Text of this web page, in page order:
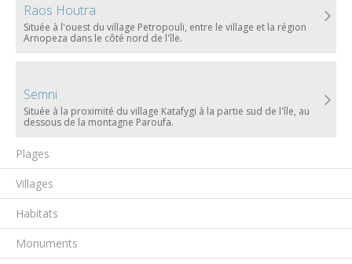
Raos Houtra
Située à l'ouest du village Petropouli, entre le village et la région
Arnopeza dans le côté nord de l'île.
Semni
Située à la proximité du village Katafygi à la partie sud de l'île, au
dessous de la montagne Paroufa.
Plages
Villages
Habitats
Monuments